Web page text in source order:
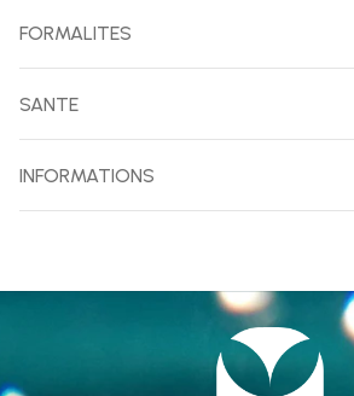
FORMALITES
SANTE
INFORMATIONS